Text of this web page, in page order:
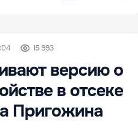
15 993
версию о
в отсеке
Пригожина